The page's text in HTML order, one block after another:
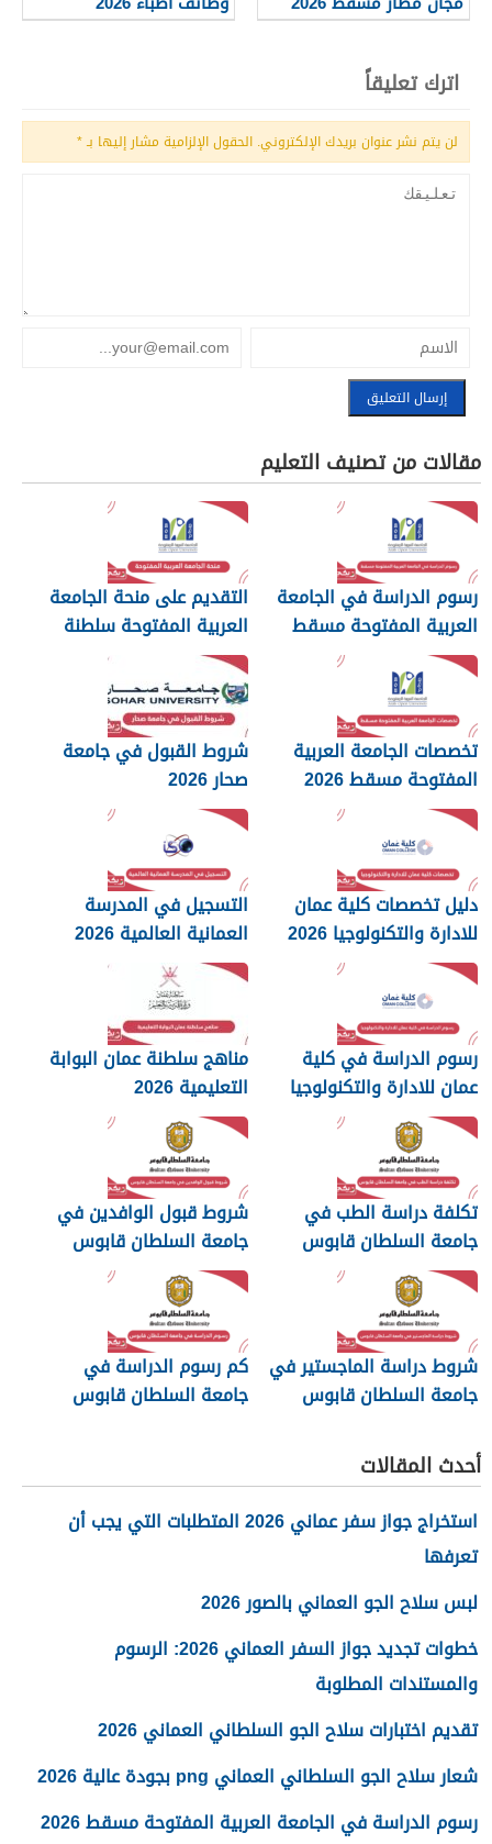
اترك تعليقاً
لن يتم نشر عنوان بريدك الإلكتروني. الحقول الإلزامية مشار إليها بـ*
مقالات من تصنيف التعليم
رسوم الدراسة في الجامعة
العربية المفتوحة مسقط
2026
التقديم على منحة الجامعة
العربية المفتوحة سلطنة
عمان 2026
تخصصات الجامعة العربية
المفتوحة مسقط 2026
شروط القبول في جامعة
صحار 2026
دليل تخصصات كلية عمان
للادارة والتكنولوجيا 2026
التسجيل في المدرسة
العمانية العالمية 2026
رسوم الدراسة في كلية
عمان للادارة والتكنولوجيا
2026
مناهج سلطنة عمان البوابة
التعليمية 2026
تكلفة دراسة الطب في
جامعة السلطان قابوس
2026
شروط قبول الوافدين في
جامعة السلطان قابوس
شروط دراسة الماجستير في
جامعة السلطان قابوس
كم رسوم الدراسة في
جامعة السلطان قابوس
أحدث المقالات
استخراج جواز سفر عماني 2026 المتطلبات التي يجب أن
تعرفها
لبس سلاح الجو العماني بالصور 2026
خطوات تجديد جواز السفر العماني 2026: الرسوم
والمستندات المطلوبة
تقديم اختبارات سلاح الجو السلطاني العماني 2026
شعار سلاح الجو السلطاني العماني png بجودة عالية 2026
رسوم الدراسة في الجامعة العربية المفتوحة مسقط 2026